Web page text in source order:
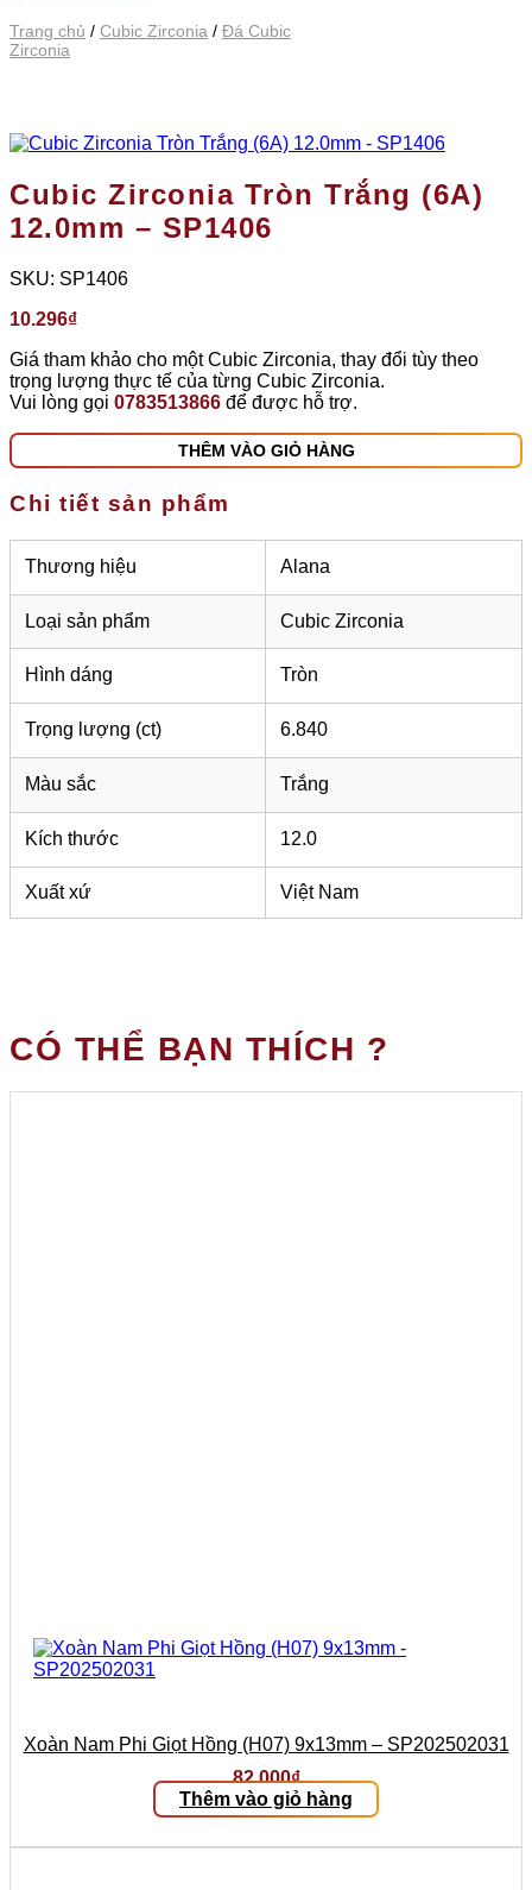
Trang chủ / Cubic Zirconia / Đá Cubic
Zirconia
Cubic Zirconia Tròn Trắng (6A)
12.0mm – SP1406
SKU: SP1406
10.296₫
Giá tham khảo cho một Cubic Zirconia, thay đổi tùy theo
trọng lượng thực tế của từng Cubic Zirconia.
Vui lòng gọi 0783513866 để được hỗ trợ.
THÊM VÀO GIỎ HÀNG
Chi tiết sản phẩm
Thương hiệu Alana
Loại sản phẩm Cubic Zirconia
Hình dáng Tròn
Trọng lượng (ct) 6.840
Màu sắc Trắng
Kích thước 12.0
Xuất xứ Việt Nam
CÓ THỂ BẠN THÍCH ?
Xoàn Nam Phi Giọt Hồng (H07) 9x13mm – SP202502031
82.000₫
Thêm vào giỏ hàng